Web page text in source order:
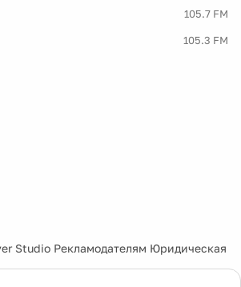
105.7 FM
105.3 FM
Studio Рекламодателям Юридическая